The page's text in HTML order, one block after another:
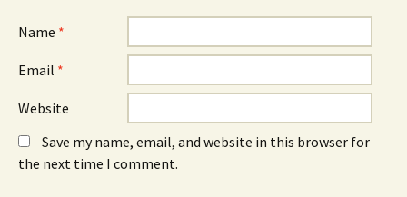
Name *
Email *
Website
Save my name, email, and website in this browser for
the next time I comment.